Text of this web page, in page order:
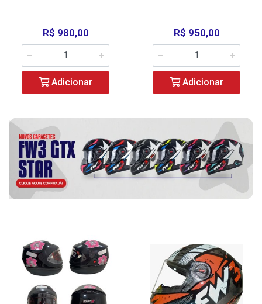
R$ 980,00
Adicionar
R$ 950,00
Adicionar